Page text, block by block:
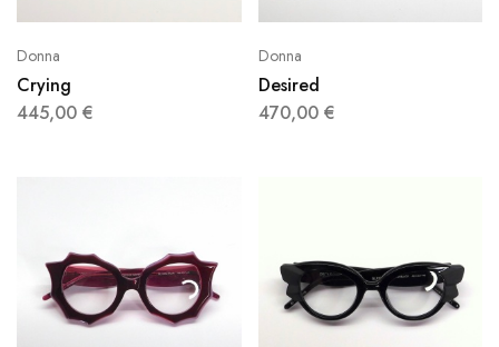
Donna
Crying
445,00 €
Donna
Desired
470,00 €